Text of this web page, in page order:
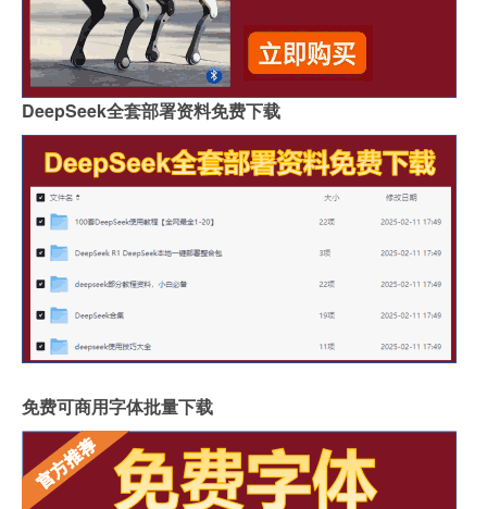
DeepSeek全套部署资料免费下载
免费可商用字体批量下载